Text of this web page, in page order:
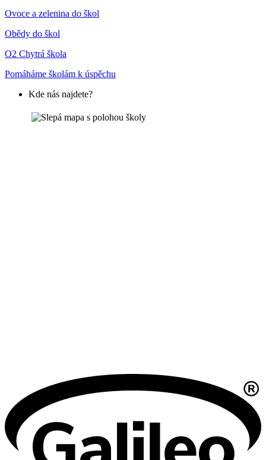
Ovoce a zelenina do škol
Obědy do škol
O2 Chytrá škola
Pomáháme školám k úspěchu
Kde nás najdete?